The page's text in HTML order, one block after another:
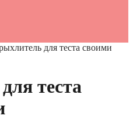
для теста своими
теста